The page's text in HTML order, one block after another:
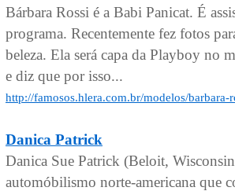
Bárbara Rossi é a Babi Panicat. É
programa. Recentemente fez fotos
beleza. Ela será capa da Playboy no
e diz que por isso...
http://famosos.hlera.com.br/modelos/barbara-
Danica Patrick
Danica Sue Patrick (Beloit,
automóbilismo norte-americana que